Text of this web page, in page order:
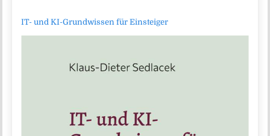
IT- und KI-Grundwissen für Einsteiger